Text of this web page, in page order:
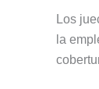
Los
la